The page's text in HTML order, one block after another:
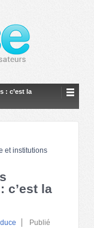
: c’est la
et institutions
c’est la
Publié